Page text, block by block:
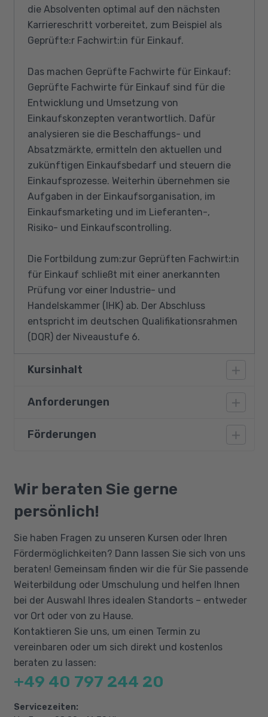
die Absolventen optimal auf den nächsten
Karriereschritt vorbereitet, zum Beispiel als
Geprüfte:r Fachwirt:in für Einkauf.
Das machen Geprüfte Fachwirte für Einkauf:
Geprüfte Fachwirte für Einkauf sind für die
Entwicklung und Umsetzung von
Einkaufskonzepten verantwortlich. Dafür
analysieren sie die Beschaffungs- und
Absatzmärkte, ermitteln den aktuellen und
zukünftigen Einkaufsbedarf und steuern die
Einkaufsprozesse. Weiterhin übernehmen sie
Aufgaben in der Einkaufsorganisation, im
Einkaufsmarketing und im Lieferanten-,
Risiko- und Einkaufscontrolling.
Die Fortbildung zum:zur Geprüften Fachwirt:in
für Einkauf schließt mit einer anerkannten
Prüfung vor einer Industrie- und
Handelskammer (IHK) ab. Der Abschluss
entspricht im deutschen Qualifikationsrahmen
(DQR) der Niveaustufe 6.
Kursinhalt
Interne und externe Einkaufsbedarfe
Beschaffungs- und Absatzmärkte
Bedarfe an Gütern und Dienstleistungen
ermitteln
Einkaufsstrategien entwickeln und umsetzen:
Einkaufsstrategien aus den Vorgaben der
Unternehmenspolitik sowie externen
Einflussgrößen ableiten,
kommunikationsbezogenen Instrumenten
optimieren und dokumentieren
Anforderungen
Für die Teilnahme an der Aufstiegsfortbildung
Anforderungen des § 53c des
Berufsbildungsgesetzes erfüllt und Folgendes
nachweist:
eine mit Erfolg abgelegte Abschlussprüfung
in einem anerkannten dreijährigen
kaufmännischen oder
verwaltenden Ausbildungsberuf oder
Ausbildungsberuf und danach
eine mindestens einjährige Berufspraxis
Förderungen
Qualifizierungschancengesetz
Berufliche Rehabilitation
Wir beraten Sie gerne
persönlich!
Sie haben Fragen zu unseren Kursen oder Ihren
Fördermöglichkeiten? Dann lassen Sie sich von uns
beraten! Gemeinsam finden wir die für Sie passende
Weiterbildung oder Umschulung und helfen Ihnen
bei der Auswahl Ihres idealen Standorts – entweder
vor Ort oder von zu Hause.
Kontaktieren Sie uns, um einen Termin zu
vereinbaren oder um sich direkt und kostenlos
beraten zu lassen:
+49 40 797 244 20
Servicezeiten: